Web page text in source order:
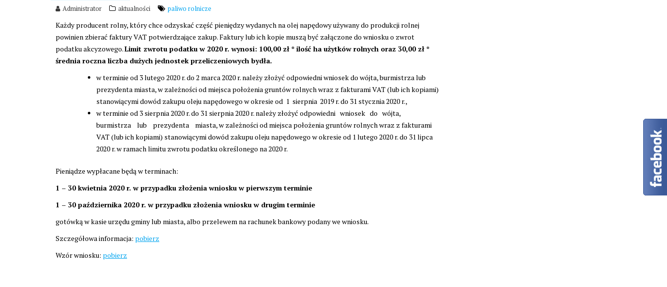
Administrator aktualności paliwo rolnicze
Każdy producent rolny, który chce odzyskać część pieniędzy wydanych na olej napędowy używany do produkcji rolnej
powinien zbierać faktury VAT potwierdzające zakup. Faktury lub ich kopie muszą być załączone do wniosku o zwrot
podatku akcyzowego.Limit zwrotu podatku w 2020 r. wynosi: 100,00 zł * ilość ha użytków rolnych oraz 30,00 zł *
średnia roczna liczba dużych jednostek przeliczeniowych bydła.
w terminie od 3 lutego 2020 r. do 2 marca 2020 r. należy złożyć odpowiedni wniosek do wójta, burmistrza lub
prezydenta miasta, w zależności od miejsca położenia gruntów rolnych wraz z fakturami VAT (lub ich kopiami)
stanowiącymi dowód zakupu oleju napędowego w okresie od 1 sierpnia 2019 r. do 31 stycznia 2020 r.,
w terminie od 3 sierpnia 2020 r. do 31 sierpnia 2020 r. należy złożyć odpowiedni wniosek do wójta,
burmistrza lub prezydenta miasta, w zależności od miejsca położenia gruntów rolnych wraz z fakturami
VAT (lub ich kopiami) stanowiącymi dowód zakupu oleju napędowego w okresie od 1 lutego 2020 r. do 31 lipca
2020 r. w ramach limitu zwrotu podatku określonego na 2020 r.
Pieniądze wypłacane będą w terminach:
1 – 30 kwietnia 2020 r. w przypadku złożenia wniosku w pierwszym terminie
1 – 30 października 2020 r. w przypadku złożenia wniosku w drugim terminie
gotówką w kasie urzędu gminy lub miasta, albo przelewem na rachunek bankowy podany we wniosku.
Szczegółowa informacja: pobierz
Wzór wniosku: pobierz